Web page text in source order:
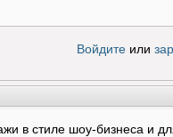
Войдитеили
в стиле шоу-бизнеса и